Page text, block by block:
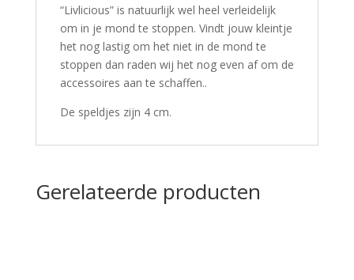
“Livlicious” is natuurlijk wel heel verleidelijk
om in je mond te stoppen. Vindt jouw kleintje
het nog lastig om het niet in de mond te
stoppen dan raden wij het nog even af om de
accessoires aan te schaffen..
De speldjes zijn 4 cm.
Gerelateerde producten